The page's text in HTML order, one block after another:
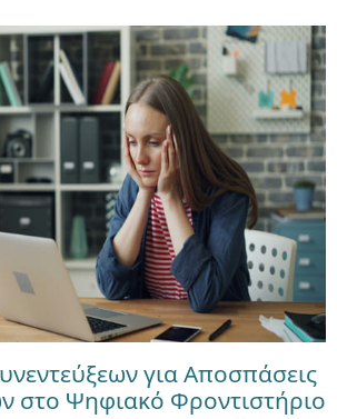
για Αποσπάσεις
στο Ψηφιακό Φροντιστήριο